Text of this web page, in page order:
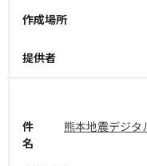
作成場所
提供者
件
名
熊本地震デジタ